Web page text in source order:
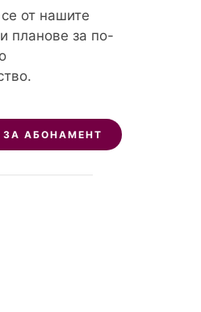
от нашите
планове за по-
АБОНАМЕНТ